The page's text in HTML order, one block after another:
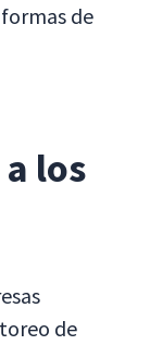
de
los
de